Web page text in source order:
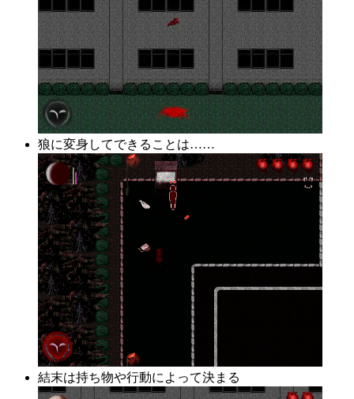
狼に変身してできることは……
結末は持ち物や行動によって決まる